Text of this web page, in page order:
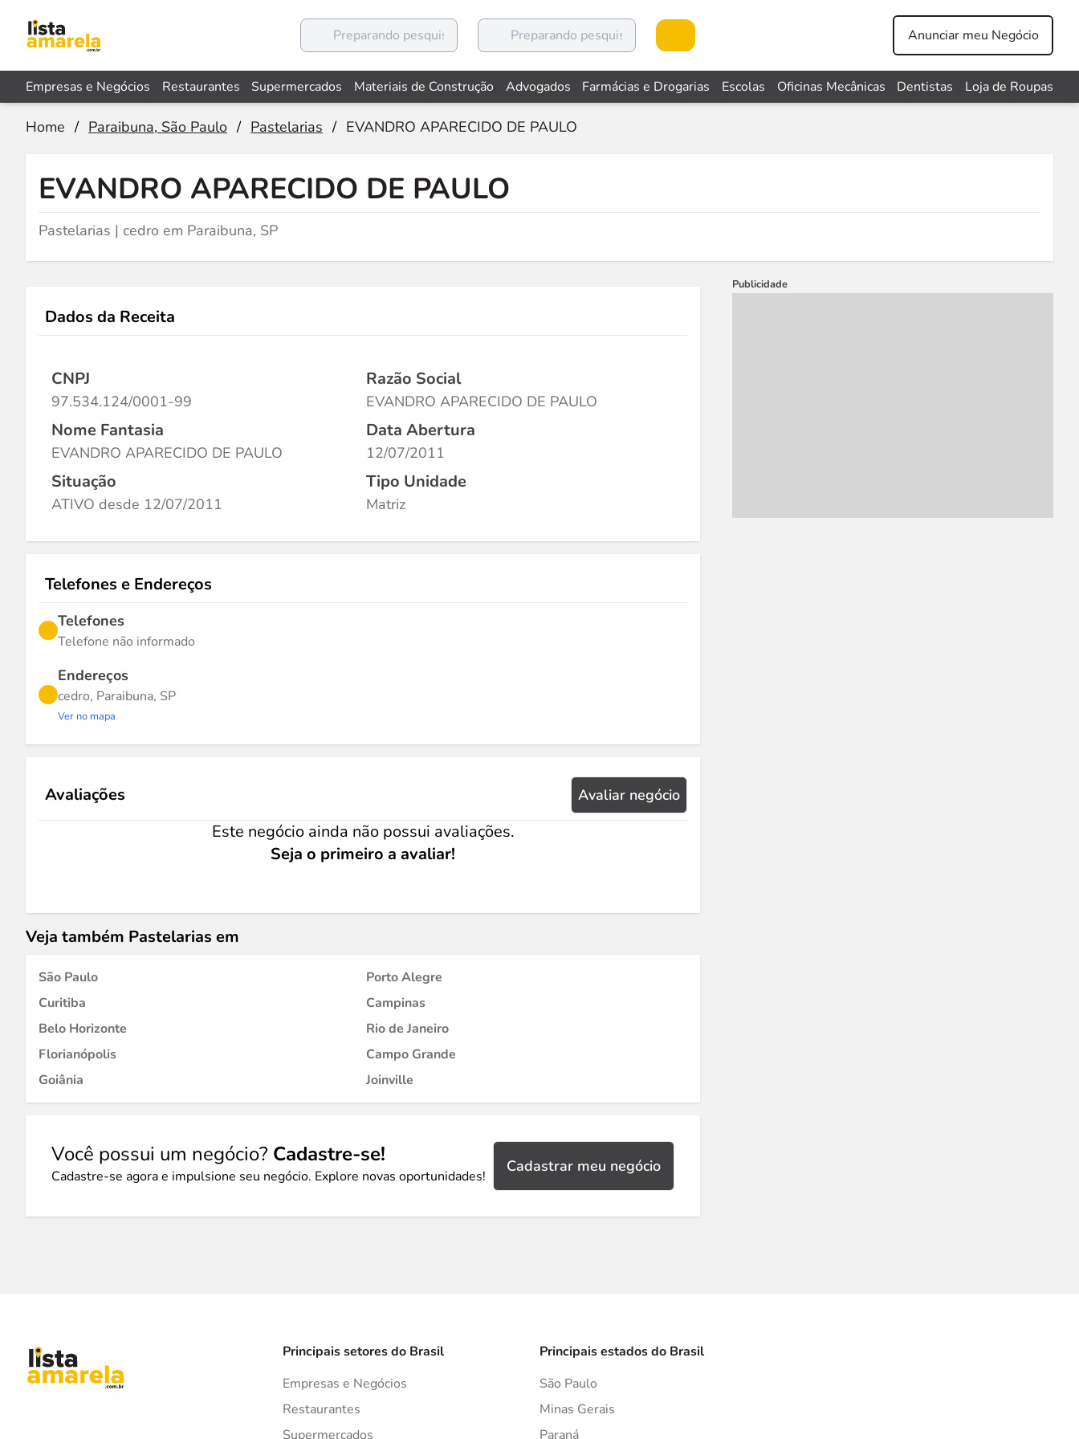
Anunciar meu Negócio
Empresas e Negócios Restaurantes Supermercados Materiais de Construção Advogados Farmácias e Drogarias Escolas Oficinas Mecânicas Dentistas Loja de Roupas
Home / Paraibuna, São Paulo / Pastelarias / EVANDRO APARECIDO DE PAULO
EVANDRO APARECIDO DE PAULO
Pastelarias | cedro em Paraibuna, SP
Dados da Receita
CNPJ
97.534.124/0001-99
Razão Social
EVANDRO APARECIDO DE PAULO
Nome Fantasia
EVANDRO APARECIDO DE PAULO
Data Abertura
12/07/2011
Situação
ATIVO desde 12/07/2011
Tipo Unidade
Matriz
Telefones e Endereços
Telefones
Telefone não informado
Endereços
cedro, Paraibuna, SP
Ver no mapa
Avaliações Avaliar negócio
Este negócio ainda não possui avaliações.
Seja o primeiro a avaliar!
Veja também Pastelarias em
São Paulo
Porto Alegre
Curitiba
Campinas
Belo Horizonte
Rio de Janeiro
Florianópolis
Campo Grande
Goiânia
Joinville
Você possui um negócio? Cadastre-se!
Cadastre-se agora e impulsione seu negócio. Explore novas oportunidades!
Cadastrar meu negócio
Publicidade
Principais setores do Brasil
Empresas e Negócios
Restaurantes
Supermercados
Principais estados do Brasil
São Paulo
Minas Gerais
Paraná